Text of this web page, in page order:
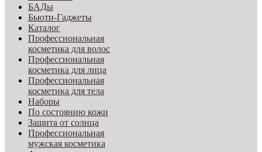
БАДы
Бьюти-Гаджеты
Каталог
Профессиональная
косметика для волос
Профессиональная
косметика для лица
Профессиональная
косметика для тела
Наборы
По состоянию кожи
Защита от солнца
Профессиональная
мужская косметика